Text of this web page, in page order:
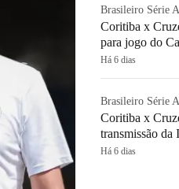
Brasileiro Série A
Coritiba x
para jogo do
Há 6 dias
Brasileiro Série A
Coritiba x
transmissão da
Há 6 dias